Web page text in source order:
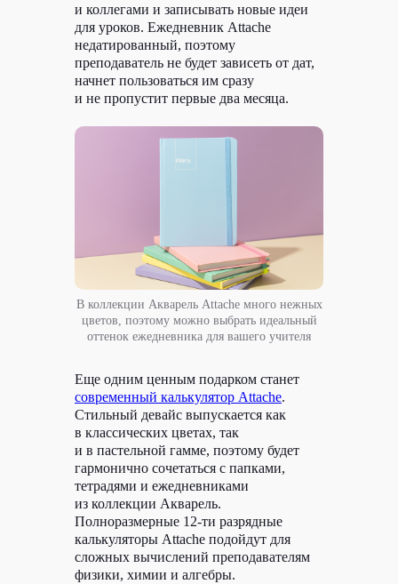
и коллегами и записывать новые идеи
для уроков. Ежедневник Attache
недатированный, поэтому
преподаватель не будет зависеть от дат,
начнет пользоваться им сразу
и не пропустит первые два месяца.
В коллекции Акварель Attache много нежных
цветов, поэтому можно выбрать идеальный
оттенок ежедневника для вашего учителя
Еще одним ценным подарком станет
современный калькулятор Attache.
Стильный девайс выпускается как
в классических цветах, так
и в пастельной гамме, поэтому будет
гармонично сочетаться с папками,
тетрадями и ежедневниками
из коллекции Акварель.
Полноразмерные 12-ти разрядные
калькуляторы Attache подойдут для
сложных вычислений преподавателям
физики, химии и алгебры.